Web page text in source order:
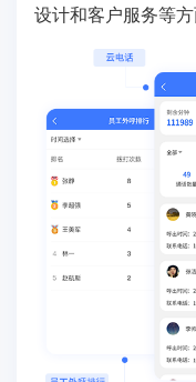
设计和客户服务等